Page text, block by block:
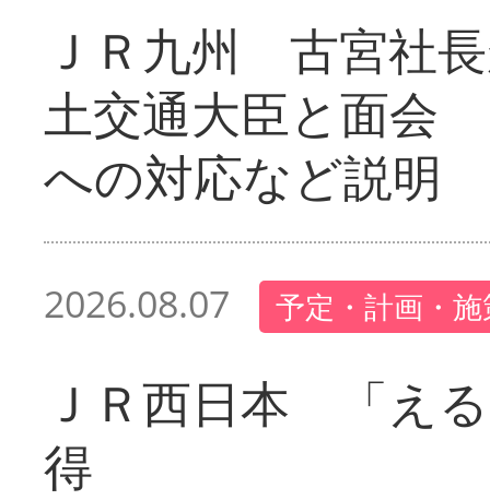
ＪＲ九州 古宮社
土交通大臣と面会
への対応など説明
2026.08.07 予定・計画・
ＪＲ西日本 「え
得